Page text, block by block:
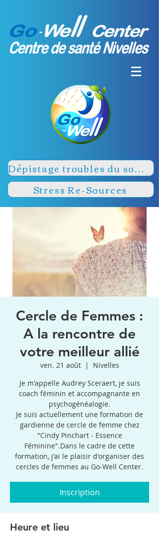
Dépistage troubles du sommeil
Stress Re-Sources
Cercle de Femmes :
A la rencontre de
votre meilleur allié
ven. 21 août
  |
Nivelles
Je m'appelle Audrey Sceraert, je suis
coach féminin et accompagnante en
psychogénéalogie.
Je suis actuellement une formation de
gardienne de cercle de femme chez
"Cindy Pinchart - Essence
Féminine".Dans le cadre de cette
formation, j'ai le plaisir d'organiser des
cercles de femmes au Go-Well Center.
Inscription
Heure et lieu